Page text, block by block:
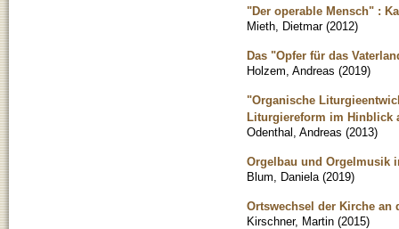
"Der operable Mensch" :
Mieth, Dietmar (2012)
Das "Opfer für das
Holzem, Andreas (2019)
"Organische
Liturgiereform im Hinblick
Odenthal, Andreas (2013)
Orgelbau und Orgelmusik
Blum, Daniela (2019)
Ortswechsel der Kirche an
Kirschner, Martin (2015)